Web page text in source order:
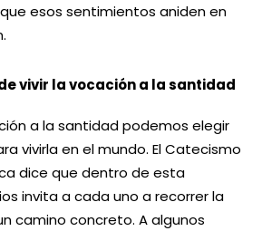
esos sentimientos aniden en
vivir la vocación a la santidad
a la santidad podemos elegir
vivirla en el mundo. El Catecismo
dice que dentro de esta
invita a cada uno a recorrer la
camino concreto. A algunos